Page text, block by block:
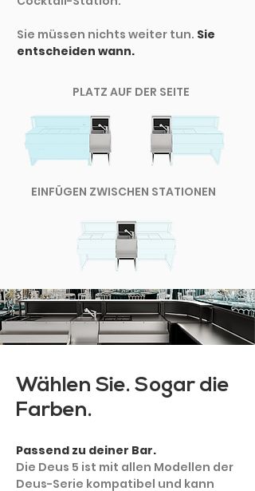
Sie müssen nichts weiter tun. Sie
entscheiden wann.
PLATZ AUF DER SEITE
EINFÜGEN ZWISCHEN STATIONEN
Wählen Sie. Sogar die
Farben.
Passend zu deiner Bar.
Die Deus 5 ist mit allen Modellen der
Deus-Serie kompatibel und kann